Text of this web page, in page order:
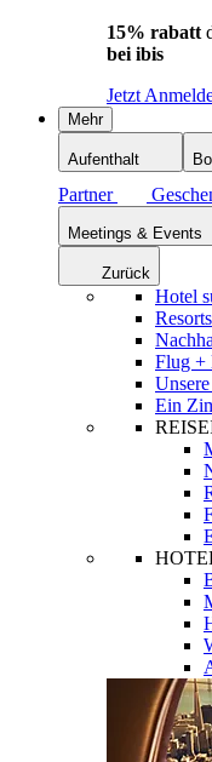
15% rabatt
bei ibis
Jetzt
Mehr
Aufenthalt
Partner
Meetings & Events
Zurück
Hotel
Resorts
Flug +
Ein